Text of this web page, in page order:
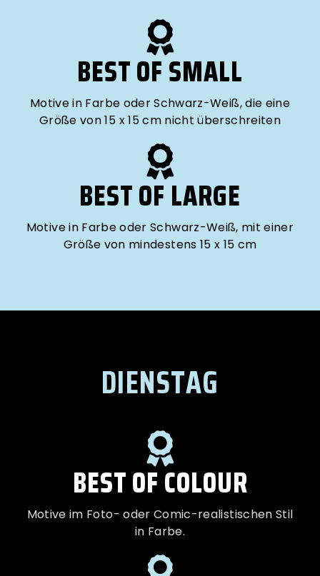
BEST OF SMALL
Motive in Farbe oder Schwarz-Weiß, die eine
Größe von 15 x 15 cm nicht überschreiten
BEST OF LARGE
Motive in Farbe oder Schwarz-Weiß, mit einer
Größe von mindestens 15 x 15 cm
DIENSTAG
BEST OF COLOUR
Motive im Foto- oder Comic-realistischen Stil
in Farbe.